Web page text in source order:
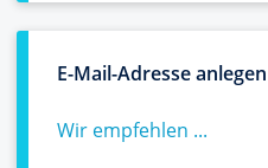
E-Mail-Adresse anlegen
Wir empfehlen ...